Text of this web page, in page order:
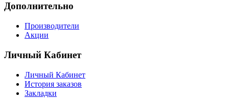
Дополнительно
Производители
Акции
Личный Кабинет
Личный Кабинет
История заказов
Закладки